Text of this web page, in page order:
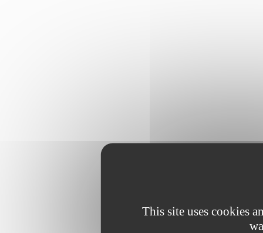
This site uses cookies